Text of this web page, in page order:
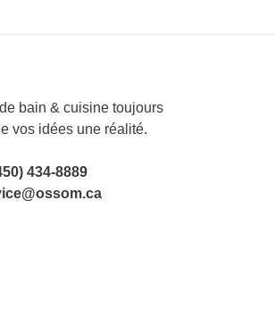
bain & cuisine toujours
vos idées une réalité.
434-8889